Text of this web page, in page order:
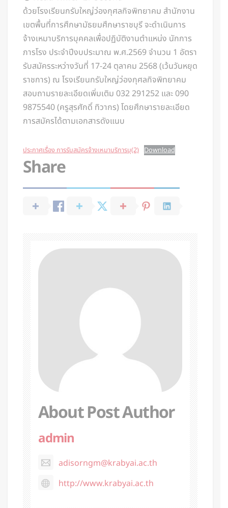
ด้วยโรงเรียนกรับใหญ่ว่องกุศลกิจพิทยาคม สำนักงาน
เขตพื้นที่การศึกษามัธยมศึกษาราชบุรี จะดำเนินการ
จ้างเหมาบริการบุคคลเพื่อปฏิบัติงานตำแหน่ง นักการ
ภารโรง ประจำปีงบประมาณ พ.ศ.2569 จำนวน 1 อัตรา
รับสมัครระหว่างวันที่ 17-24 ตุลาคม 2568 (เว้นวันหยุด
ราชการ) ณ โรงเรียนกรับใหญ่ว่องกุศลกิจพิทยาคม
สอบถามรายละเอียดเพิ่มเติม 032 291252 และ 090
9875540 (ครูสุรศักดิ์ ทิวากร) โดยศึกษารายละเอียด
การสมัครได้ตามเอกสารดังแนบ
ประกาศเรื่อง การรับสมัครจ้างเหมาบริการบุ(2) Download
Share
About Post Author
admin
adisorngm@krabyai.ac.th
http://www.krabyai.ac.th